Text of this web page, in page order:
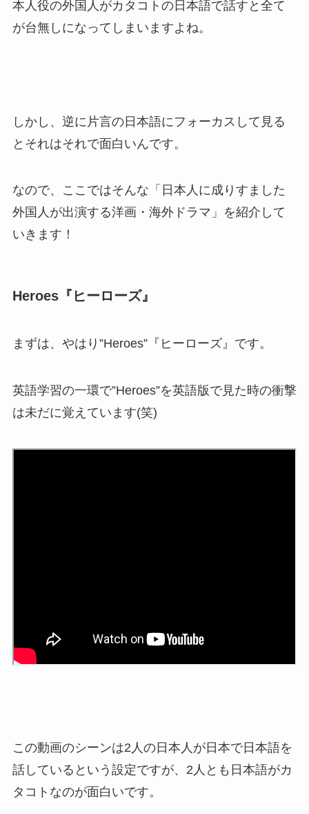
本人役の外国人がカタコトの日本語で話すと全て
が台無しになってしまいますよね。
しかし、逆に片言の日本語にフォーカスして見る
とそれはそれで面白いんです。
なので、ここではそんな「日本人に成りすました
外国人が出演する洋画・海外ドラマ」を紹介して
いきます！
Heroes『ヒーローズ』
まずは、やはり”Heroes”『ヒーローズ』です。
英語学習の一環で”Heroes”を英語版で見た時の衝撃
は未だに覚えています(笑)
この動画のシーンは2人の日本人が日本で日本語を
話しているという設定ですが、2人とも日本語がカ
タコトなのが面白いです。